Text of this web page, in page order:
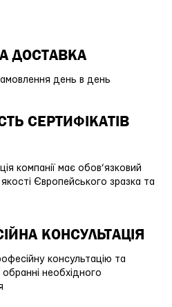
ДОСТАВКА
день в день
СЕРТИФІКАТІВ
компанії має обов’язковий
Європейського зразка та
КОНСУЛЬТАЦІЯ
консультацію та
необхідного